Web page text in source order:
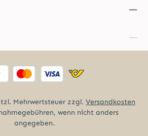
Mehrwertsteuer zzgl. Versandkosten
wenn nicht anders
angegeben.